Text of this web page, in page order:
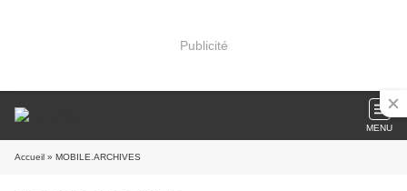
Publicité
MENU
Accueil » MOBILE.ARCHIVES